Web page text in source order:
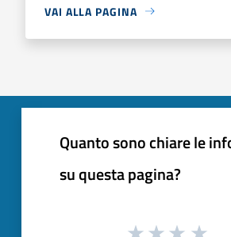
VAI ALLA PAGINA
Quanto sono chiare le
su questa pagina?